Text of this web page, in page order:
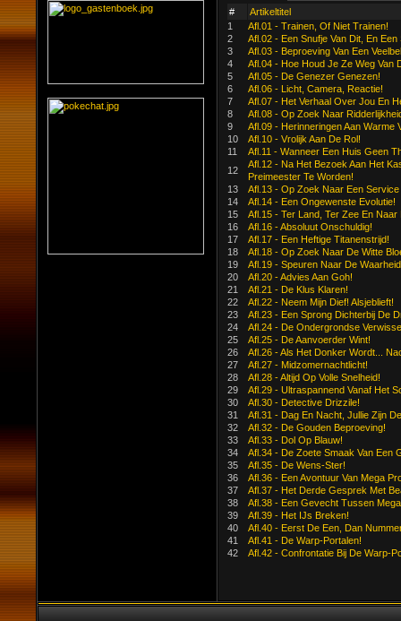
#
Artikeltitel
1
Afl.01 - Trainen, Of Niet Trainen!
2
Afl.02 - Een Snufje Van Dit, En Een
3
Afl.03 - Beproeving Van Een
4
Afl.04 - Hoe Houd Je Ze Weg Van
5
Afl.05 - De Genezer Genezen!
6
Afl.06 - Licht, Camera, Reactie!
7
Afl.07 - Het Verhaal Over Jou En
8
Afl.08 - Op Zoek Naar
9
Afl.09 - Herinneringen Aan Warme
10
Afl.10 - Vrolijk Aan De Rol!
11
Afl.11 - Wanneer Een Huis Geen
12
Afl.12 - Na Het Bezoek Aan Het
Preimeester Te Worden!
13
Afl.13 - Op Zoek Naar Een
14
Afl.14 - Een Ongewenste Evolutie!
15
Afl.15 - Ter Land, Ter Zee En Naar
16
Afl.16 - Absoluut Onschuldig!
17
Afl.17 - Een Heftige Titanenstrijd!
18
Afl.18 - Op Zoek Naar De Witte
19
Afl.19 - Speuren Naar De
20
Afl.20 - Advies Aan Goh!
21
Afl.21 - De Klus Klaren!
22
Afl.22 - Neem Mijn Dief! Alsjeblieft!
23
Afl.23 - Een Sprong Dichterbij De
24
Afl.24 - De Ondergrondse
25
Afl.25 - De Aanvoerder Wint!
26
Afl.26 - Als Het Donker Wordt...
27
Afl.27 - Midzomernachtlicht!
28
Afl.28 - Altijd Op Volle Snelheid!
29
Afl.29 - Ultraspannend Vanaf Het
30
Afl.30 - Detective Drizzile!
31
Afl.31 - Dag En Nacht, Jullie Zijn
32
Afl.32 - De Gouden Beproeving!
33
Afl.33 - Dol Op Blauw!
34
Afl.34 - De Zoete Smaak Van Een
35
Afl.35 - De Wens-Ster!
36
Afl.36 - Een Avontuur Van Mega
37
Afl.37 - Het Derde Gesprek Met
38
Afl.38 - Een Gevecht Tussen
39
Afl.39 - Het IJs Breken!
40
Afl.40 - Eerst De Een, Dan
41
Afl.41 - De Warp-Portalen!
42
Afl.42 - Confrontatie Bij De Warp-